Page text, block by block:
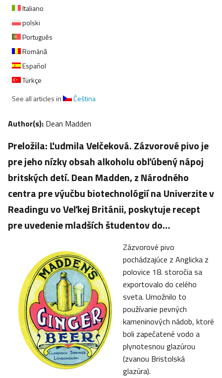
Italiano
polski
Português
Română
Español
Türkçe
See all articles in
Čeština
Author(s): Dean Madden
Preložila: Ľudmila Velčeková. Zázvorové pivo je
pre jeho nízky obsah alkoholu obľúbený nápoj
britských detí. Dean Madden, z Národného
centra pre výučbu biotechnológií na Univerzite v
Readingu vo Veľkej Británii, poskytuje recept
pre uvedenie mladších študentov do…
Zázvorové pivo
pochádzajúce z Anglicka z
polovice 18. storočia sa
exportovalo do celého
sveta. Umožnilo to
používanie pevných
kameninových nádob, ktoré
boli zapečatené vodo a
plynotesnou glazúrou
(zvanou Bristolská
glazúra).